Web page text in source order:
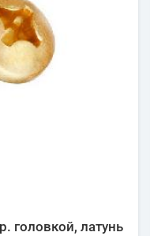
головкой, латунь